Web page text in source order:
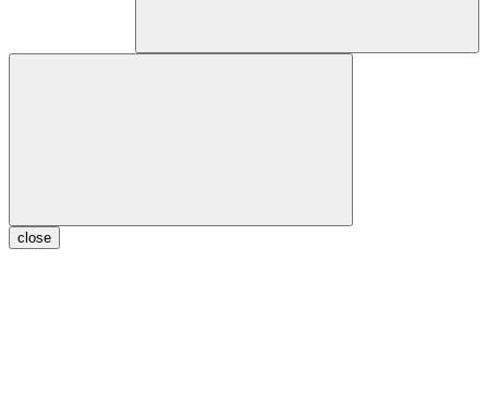
close